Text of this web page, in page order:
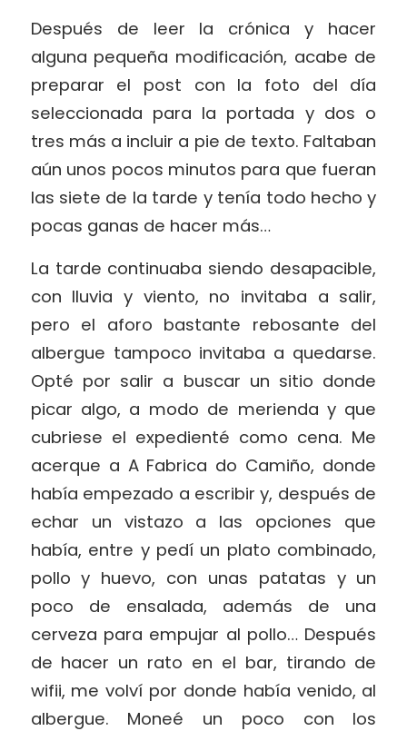
Después de leer la crónica y hacer
alguna pequeña modificación, acabe de
preparar el post con la foto del día
seleccionada para la portada y dos o
tres más a incluir a pie de texto. Faltaban
aún unos pocos minutos para que fueran
las siete de la tarde y tenía todo hecho y
pocas ganas de hacer más…
La tarde continuaba siendo desapacible,
con lluvia y viento, no invitaba a salir,
pero el aforo bastante rebosante del
albergue tampoco invitaba a quedarse.
Opté por salir a buscar un sitio donde
picar algo, a modo de merienda y que
cubriese el expedienté como cena. Me
acerque a A Fabrica do Camiño, donde
había empezado a escribir y, después de
echar un vistazo a las opciones que
había, entre y pedí un plato combinado,
pollo y huevo, con unas patatas y un
poco de ensalada, además de una
cerveza para empujar al pollo… Después
de hacer un rato en el bar, tirando de
wifii, me volví por donde había venido, al
albergue. Moneé un poco con los